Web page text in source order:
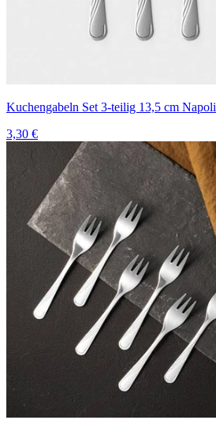
Kuchengabeln Set 3-teilig 13,5 cm Napoli
3,30 €